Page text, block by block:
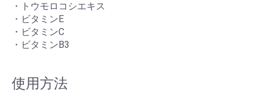
・トウモロコシエキス
・ビタミンE
・ビタミンC
・ビタミンB3
使用方法